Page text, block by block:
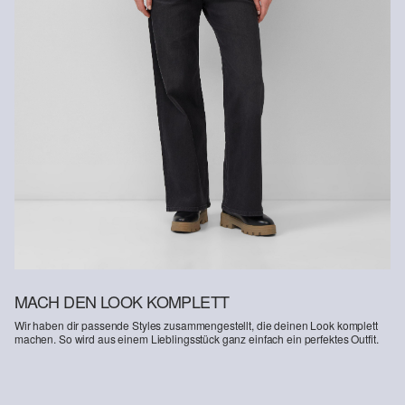
Erhalt der Ware an uns zurückschicken. Fashion Card und VIP
Kunden haben nach Erhalt der Ware 30 Tage Zeit, um ihre Artikel
Weitere Informationen sind unserer „ Hilfe & FAQ
HIER online anmelden.
MACH DEN LOOK KOMPLETT
Wir haben dir passende Styles zusammengestellt, die deinen Look komplett
machen. So wird aus einem Lieblingsstück ganz einfach ein perfektes Outfit.